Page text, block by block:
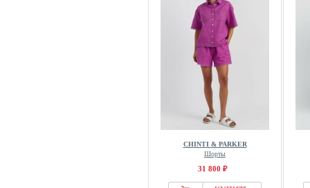
CHINTI & PARKER
Шорты
31 800 ₽